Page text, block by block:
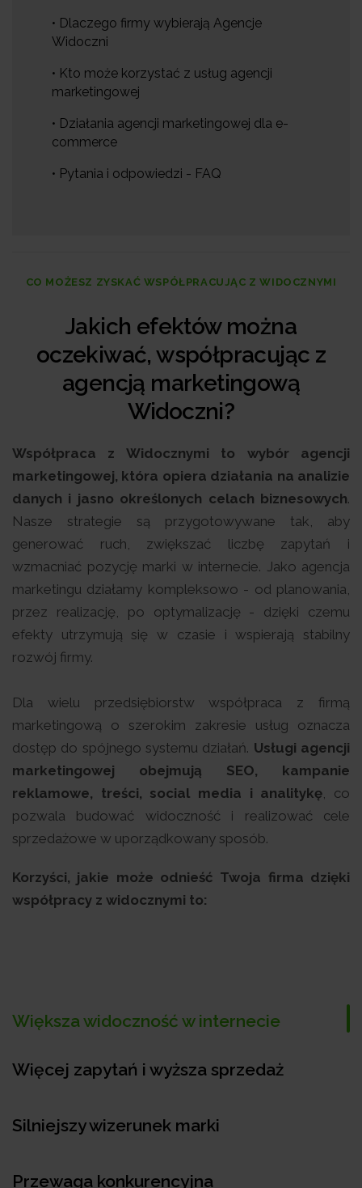
• Dlaczego firmy wybierają Agencje
Widoczni
• Kto może korzystać z usług agencji
marketingowej
• Działania agencji marketingowej dla e-
commerce
• Pytania i odpowiedzi - FAQ
CO MOŻESZ ZYSKAĆ WSPÓŁPRACUJĄC Z WIDOCZNYMI
Jakich efektów można
oczekiwać, współpracując z
agencją marketingową
Widoczni?
Współpraca z Widocznymi to wybór agencji
marketingowej, która opiera działania na analizie
danych i jasno określonych celach biznesowych.
Nasze strategie są przygotowywane tak, aby
generować ruch, zwiększać liczbę zapytań i
wzmacniać pozycję marki w internecie. Jako agencja
marketingu działamy kompleksowo - od planowania,
przez realizację, po optymalizację - dzięki czemu
efekty utrzymują się w czasie i wspierają stabilny
rozwój firmy.
Dla wielu przedsiębiorstw współpraca z firmą
marketingową o szerokim zakresie usług oznacza
dostęp do spójnego systemu działań. Usługi agencji
marketingowej obejmują SEO, kampanie
reklamowe, treści, social media i analitykę, co
pozwala budować widoczność i realizować cele
sprzedażowe w uporządkowany sposób.
Korzyści, jakie może odnieść Twoja firma dzięki
współpracy z widocznymi to:
Większa widoczność w internecie
Więcej zapytań i wyższa sprzedaż
Silniejszy wizerunek marki
Przewaga konkurencyjna